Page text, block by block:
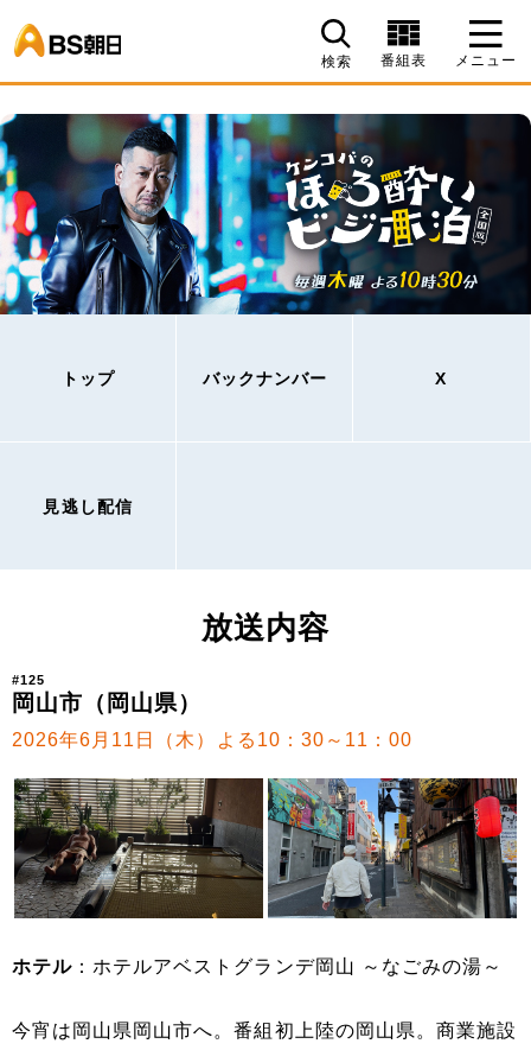
検索 番組表 メニュー
トップ バックナンバー X
見逃し配信
放送内容
#125
岡山市（岡山県）
2026年6月11日（木）よる10：30～11：00
ホテル ：ホテルアベストグランデ岡山 ～なごみの湯～
今宵は岡山県岡山市へ。番組初上陸の岡山県。商業施設